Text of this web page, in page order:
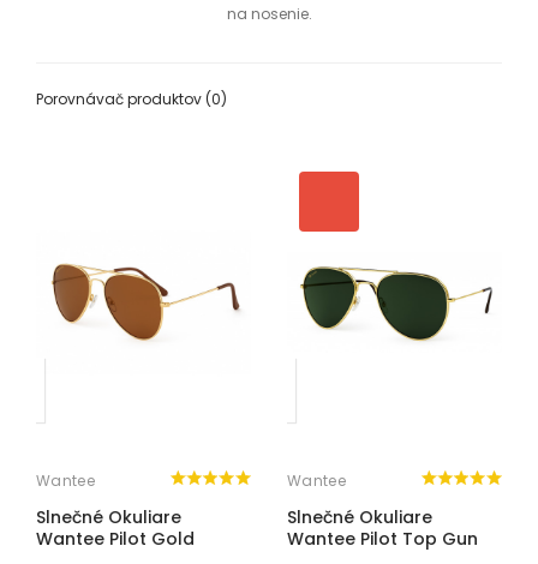
na nosenie.
Porovnávač produktov (0)
Wantee
Slnečné Okuliare
Wantee Pilot Gold
Wantee
Slnečné Okuliare
Wantee Pilot Top Gun